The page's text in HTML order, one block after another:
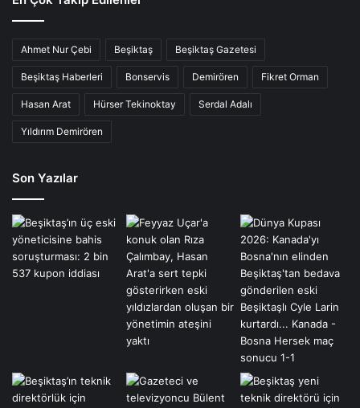
Ahmet Nur Çebi Beşiktaş Beşiktaş Gazetesi
Beşiktaş Haberleri Bonservis Demirören Fikret Orman
Hasan Arat Hürser Tekinoktay Serdal Adalı
Yıldırım Demirören
Son Yazılar